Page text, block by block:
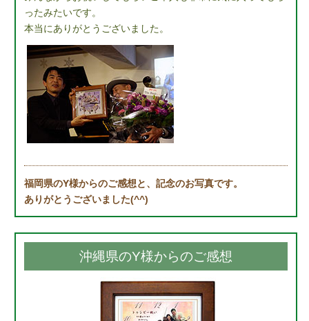
ったみたいです。
本当にありがとうございました。
福岡県のY様からのご感想と、記念のお写真です。
ありがとうございました(^^)
沖縄県のY様からのご感想